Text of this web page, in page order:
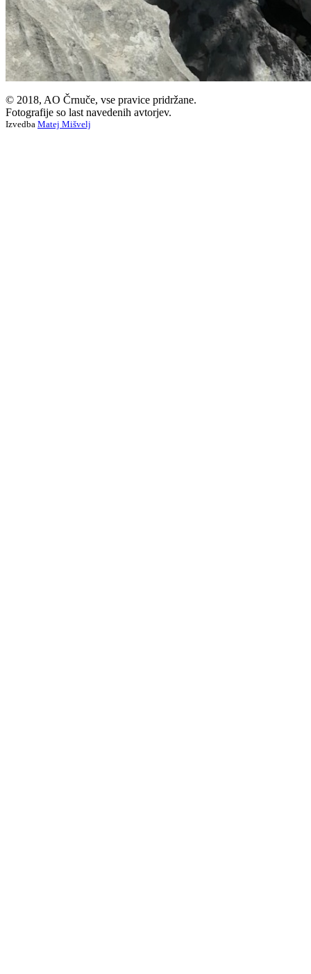
© 2018, AO Črnuče, vse pravice pridržane.
Fotografije so last navedenih avtorjev.
Izvedba Matej Mišvelj